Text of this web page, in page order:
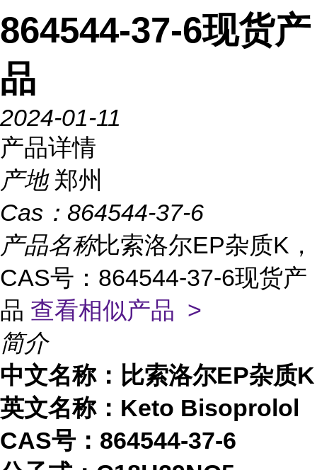
864544-37-6现货产
品
2024-01-11
产品详情
产地 郑州
Cas： 864544-37-6
产品名称比索洛尔EP杂质K，
CAS号：864544-37-6现货产
品 查看相似产品 >
简介
中文名称：比索洛尔EP杂质K
英文名称： Keto Bisoprolol
CAS号：864544-37-6